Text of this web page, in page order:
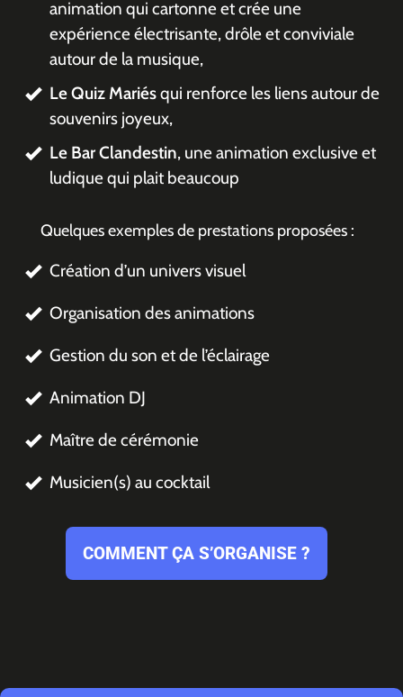
animation qui cartonne et crée une
expérience électrisante, drôle et conviviale
autour de la musique,
Le Quiz Mariésqui renforce les liens autour de
souvenirs joyeux,
Le Bar Clandestin, une animation exclusive et
ludique qui plait beaucoup
Quelques exemples de prestations proposées :
Création d’un univers visuel
Organisation des animations
Gestion du son et de l’éclairage
Animation DJ
Maître de cérémonie
Musicien(s) au cocktail
COMMENT ÇA S’ORGANISE ?